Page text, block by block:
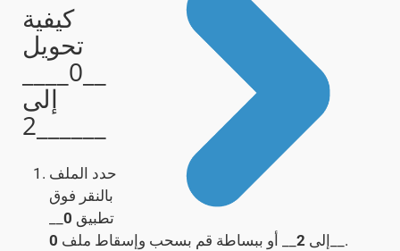
كيفية
تحويل
__0____
إلى
حدد الملف
بالنقر فوق
تطبيق 0
إلى 2 __ أو ببساطة قم بسحب وإسقاط ملف 0
__.